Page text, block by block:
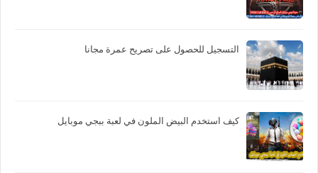
التسجيل للحصول على تصريح عمرة مجانا
كيف استخدم البيض الملون في لعبة ببجي موبايل